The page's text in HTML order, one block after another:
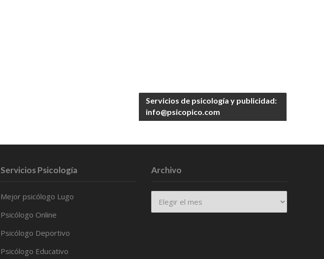
Servicios de psicología y publicidad:
info@psicopico.com
Servicios Psicología
Mejor psicólogo Lugo
Psicólogo Online
Psicólogo Deportivo
Psicólogo Educativo
Archivo